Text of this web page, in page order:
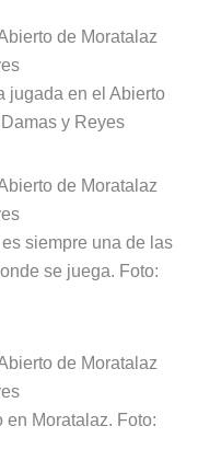
jugada en el Abierto
y Reyes
siempre una de las
se juega. Foto:
en Moratalaz. Foto: